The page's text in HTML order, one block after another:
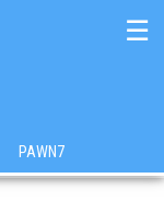
☰
PAWN7